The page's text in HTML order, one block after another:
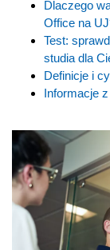
Dlaczego
Office na
Test:
studia dla
Definicje i
Informacje